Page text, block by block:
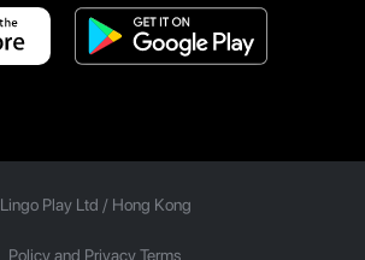
Lingo Play Ltd / Hong Kong
Policy and Privacy Terms